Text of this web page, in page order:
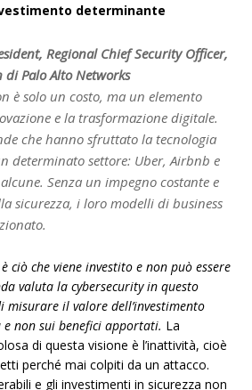
determinante
Regional Chief Security Officer,
di Palo Alto Networks
è solo un costo, ma un elemento
e la trasformazione digitale.
che hanno sfruttato la tecnologia
determinato settore: Uber, Airbnb e
Senza un impegno costante e
sicurezza, i loro modelli di business
ciò che viene investito e non può essere
valuta la cybersecurity in questo
il valore dell’investimento
non sui benefici apportati. La
di questa visione è l’inattività, cioè
perché mai colpiti da un attacco.
e gli investimenti in sicurezza non